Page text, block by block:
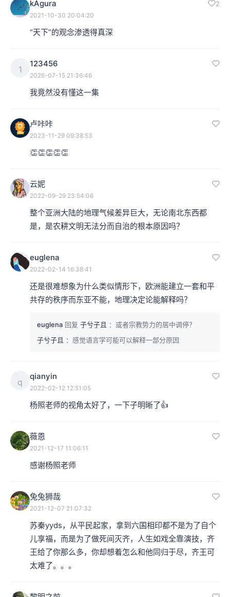
kAgura 2
2021-10-30 20:04:20
“天下”的观念渗透得真深
1
123456
2026-07-15 21:36:46
我竟然没有懂这一集
卢咔咔
2023-11-29 09:38:53
👏👏👏👏👏
云妮
2022-09-29 23:54:06
整个亚洲大陆的地理气候差异巨大，无论南北东西都
是，是农耕文明无法分而自治的根本原因吗？
euglena
2022-02-14 16:38:41
还是很难想象为什么类似情形下，欧洲能建立一套和平
共存的秩序而东亚不能，地理决定论能解释吗？
euglena 回复 子兮子且 ：或者宗教势力的居中调停？
子兮子且 ：感觉语言学可能可以解释一部分原因
q
qianyin
2022-02-12 12:51:05
杨照老师的视角太好了，一下子明晰了👍
薇恩
2021-12-17 11:06:11
感谢杨照老师
兔兔狮哉
2021-12-07 21:07:32
苏秦yyds，从平民起家，拿到六国相印都不是为了自个
儿享福，而是为了做死间灭齐，人生如戏全靠演技，齐
王给了你那么多，你却想着怎么和他同归于尽，齐王可
太难了。。。